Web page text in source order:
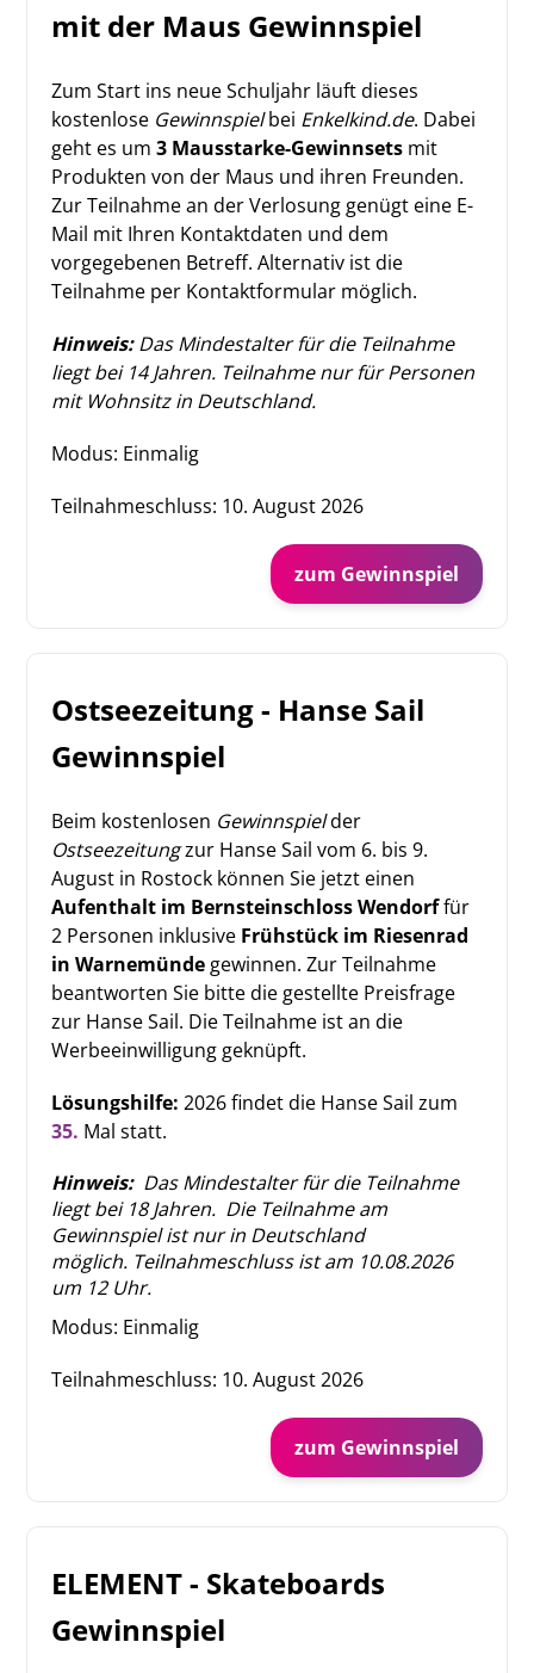
mit der Maus Gewinnspiel
Zum Start ins neue Schuljahr läuft dieses
kostenlose Gewinnspielbei Enkelkind.de. Dabei
geht es um3 Mausstarke-Gewinnsets mit
Produkten von der Maus und ihren Freunden.
Zur Teilnahme an der Verlosung genügt eine E-
Mail mit Ihren Kontaktdaten und dem
vorgegebenen Betreff. Alternativ ist die
Teilnahme per Kontaktformular möglich.
Hinweis:Das Mindestalter für die Teilnahme
liegt bei 14 Jahren. Teilnahme nur für Personen
mit Wohnsitz in Deutschland.
Modus: Einmalig
Teilnahmeschluss: 10. August 2026
zum Gewinnspiel
Ostseezeitung - Hanse Sail
Gewinnspiel
Beim kostenlosen Gewinnspielder
Ostseezeitungzur Hanse Sail vom 6. bis 9.
August in Rostock können Sie jetzt einen
Aufenthalt im Bernsteinschloss Wendorffür
2 Personen inklusive Frühstück im Riesenrad
in Warnemünde gewinnen. Zur Teilnahme
beantworten Sie bitte die gestellte Preisfrage
zur Hanse Sail. Die Teilnahme ist an die
Werbeeinwilligung geknüpft.
Lösungshilfe: 2026 findet die Hanse Sail zum
35. Mal statt.
Hinweis: Das Mindestalter für die Teilnahme
liegt bei 18 Jahren. Die Teilnahme am
Gewinnspielist nur in Deutschland
möglich. Teilnahmeschluss ist am 10.08.2026
um 12 Uhr.
Modus: Einmalig
Teilnahmeschluss: 10. August 2026
zum Gewinnspiel
ELEMENT - Skateboards
Gewinnspiel